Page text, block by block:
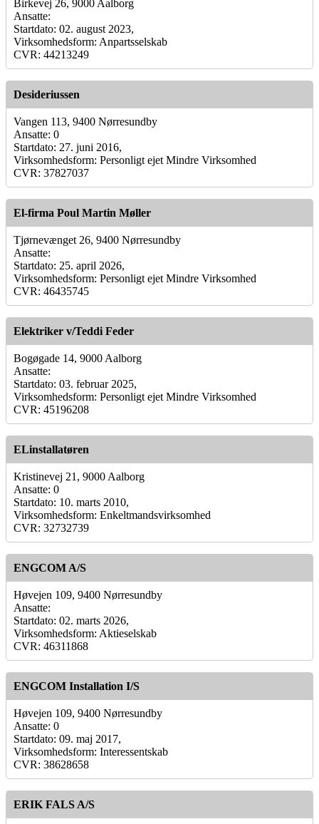
Birkevej 26, 9000 Aalborg
Ansatte:
Startdato: 02. august 2023,
Virksomhedsform: Anpartsselskab
CVR: 44213249
Desideriussen
Vangen 113, 9400 Nørresundby
Ansatte: 0
Startdato: 27. juni 2016,
Virksomhedsform: Personligt ejet Mindre Virksomhed
CVR: 37827037
El-firma Poul Martin Møller
Tjørnevænget 26, 9400 Nørresundby
Ansatte:
Startdato: 25. april 2026,
Virksomhedsform: Personligt ejet Mindre Virksomhed
CVR: 46435745
Elektriker v/Teddi Feder
Bogøgade 14, 9000 Aalborg
Ansatte:
Startdato: 03. februar 2025,
Virksomhedsform: Personligt ejet Mindre Virksomhed
CVR: 45196208
ELinstallatøren
Kristinevej 21, 9000 Aalborg
Ansatte: 0
Startdato: 10. marts 2010,
Virksomhedsform: Enkeltmandsvirksomhed
CVR: 32732739
ENGCOM A/S
Høvejen 109, 9400 Nørresundby
Ansatte:
Startdato: 02. marts 2026,
Virksomhedsform: Aktieselskab
CVR: 46311868
ENGCOM Installation I/S
Høvejen 109, 9400 Nørresundby
Ansatte: 0
Startdato: 09. maj 2017,
Virksomhedsform: Interessentskab
CVR: 38628658
ERIK FALS A/S